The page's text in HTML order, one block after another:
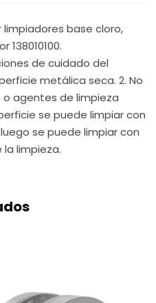
limpiadores base cloro,
de cuidado del
metálica seca. 2. No
agentes de limpieza
se puede limpiar con
se puede limpiar con
limpieza.